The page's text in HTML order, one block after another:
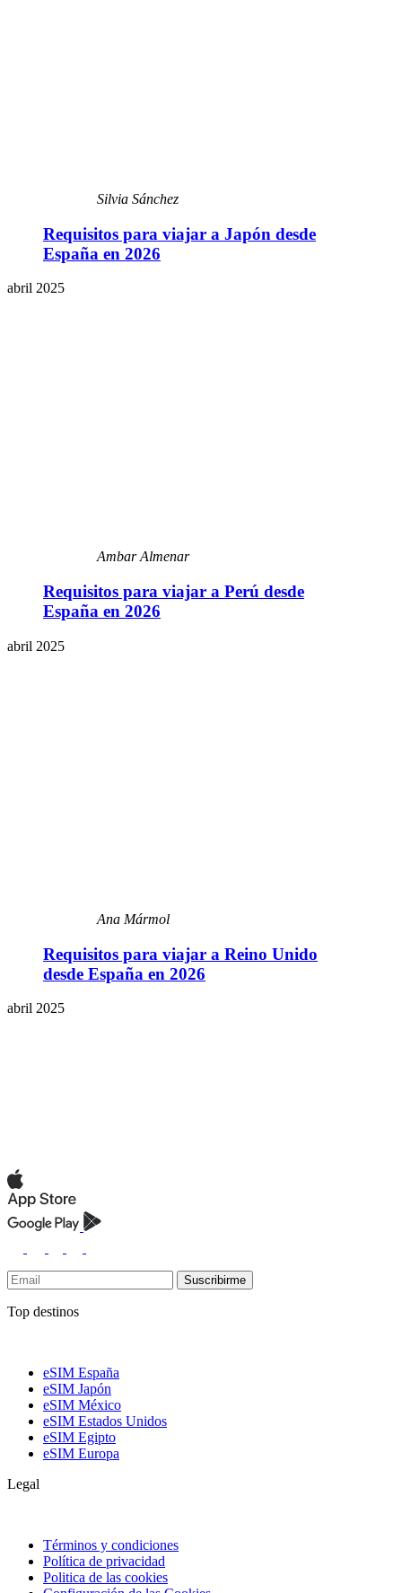
Silvia Sánchez
Requisitos para viajar a Japón desde
España en 2026
abril 2025
Ambar Almenar
Requisitos para viajar a Perú desde
España en 2026
abril 2025
Ana Mármol
Requisitos para viajar a Reino Unido
desde España en 2026
abril 2025
Suscribirme
Top destinos
eSIM España
eSIM Japón
eSIM México
eSIM Estados Unidos
eSIM Egipto
eSIM Europa
Legal
Términos y condiciones
Política de privacidad
Politica de las cookies